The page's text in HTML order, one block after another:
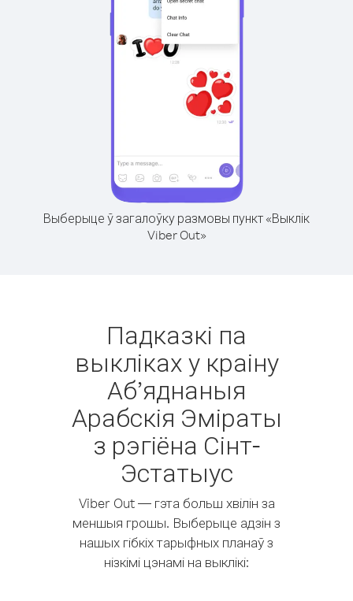
Выберыце ў загалоўку размовы пункт «Выклік
Viber Out»
Падказкі па
выкліках у краіну
Аб’яднаныя
Арабскія Эміраты
з рэгіёна Сінт-
Эстатыус
Viber Out — гэта больш хвілін за
меншыя грошы. Выберыце адзін з
нашых гібкіх тарыфных планаў з
нізкімі цэнамі на выклікі: